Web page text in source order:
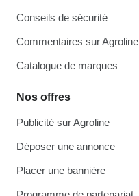
Conseils de sécurité
Commentaires sur Agroline
Catalogue de marques
Nos offres
Publicité sur Agroline
Déposer une annonce
Placer une bannière